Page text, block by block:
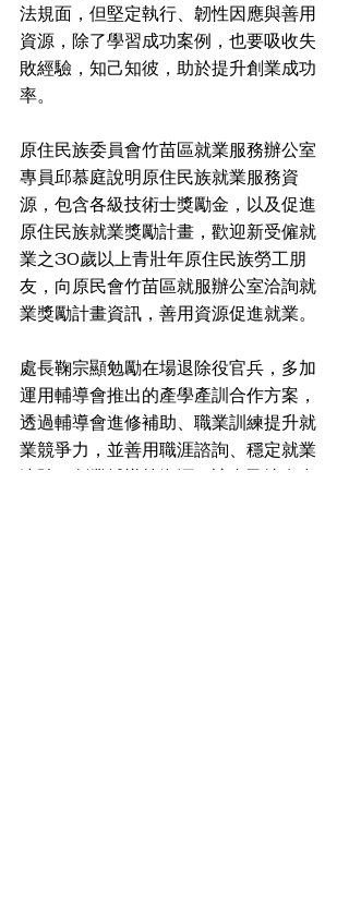
法規面，但堅定執行、韌性因應與善用
資源，除了學習成功案例，也要吸收失
敗經驗，知己知彼，助於提升創業成功
率。
原住民族委員會竹苗區就業服務辦公室
專員邱慕庭說明原住民族就業服務資
源，包含各級技術士獎勵金，以及促進
原住民族就業獎勵計畫，歡迎新受僱就
業之30歲以上青壯年原住民族勞工朋
友，向原民會竹苗區就服辦公室洽詢就
業獎勵計畫資訊，善用資源促進就業。
處長鞠宗顯勉勵在場退除役官兵，多加
運用輔導會推出的產學產訓合作方案，
透過輔導會進修補助、職業訓練提升就
業競爭力，並善用職涯諮詢、穩定就業
津貼、創業輔導等資源，讓自己擁有多